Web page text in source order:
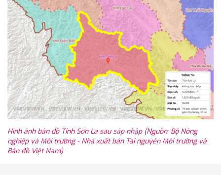
Hình ảnh bản đồ Tỉnh Sơn La sau sáp nhập (Nguồn: Bộ Nông
nghiệp và Môi trường - Nhà xuất bản Tài nguyên Môi trường và
Bản đồ Việt Nam)